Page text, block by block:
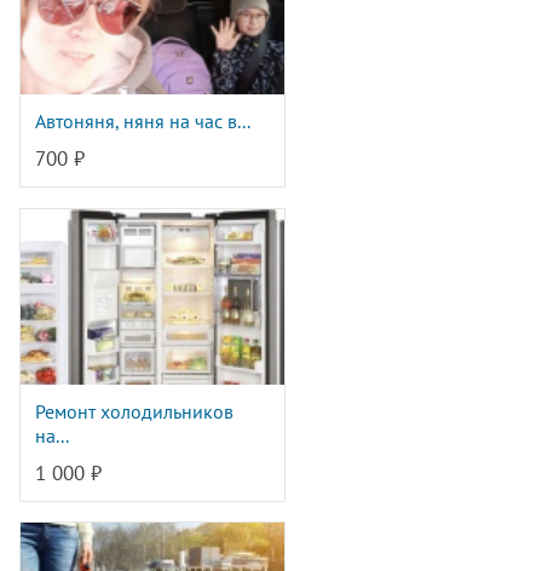
Автоняня, няня на час в...
700 ₽
Ремонт холодильников
на...
1 000 ₽